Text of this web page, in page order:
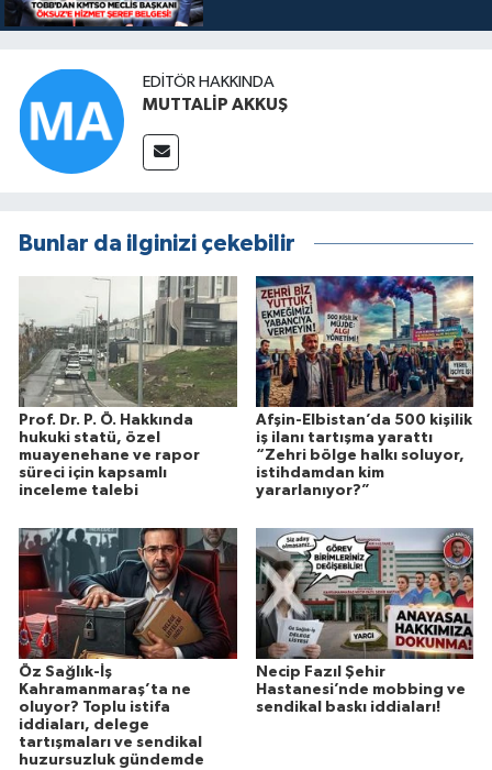
EDITÖR HAKKINDA
MUTTALİP AKKUŞ
Bunlar da ilginizi çekebilir
Prof. Dr. P. Ö. Hakkında
hukuki statü, özel
muayenehane ve rapor
süreci için kapsamlı
inceleme talebi
Afşin-Elbistan’da 500 kişilik
iş ilanı tartışma yarattı
“Zehri bölge halkı soluyor,
istihdamdan kim
yararlanıyor?”
Öz Sağlık-İş
Kahramanmaraş’ta ne
oluyor? Toplu istifa
iddiaları, delege
tartışmaları ve sendikal
huzursuzluk gündemde
Necip Fazıl Şehir
Hastanesi’nde mobbing ve
sendikal baskı iddiaları!